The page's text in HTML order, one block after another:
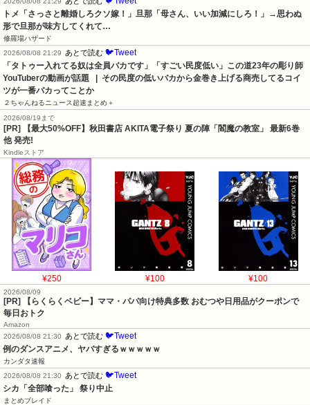
トメ「さっさと離婚しろクソ嫁！」旦那「母さん、いい加減にしろ！」→思わぬ
形で旦那が味方してくれて…
修羅場ハザード
2026/08/08 21:29
あとで読む 🐦Tweet
「タトゥー入れてる奴は全員バカです」「すごい民度低い」この道23年の彫り師
YouTuberの動画が話題   |  その民度の低いバカから金巻き上げる商売してるコイ
ツが一番バカってことか
２ちゃんねるニュース超速まとめ＋
2026/08/19まで
[PR] 【最大50%OFF】秋田書店 AKITA電子祭り 夏の陣「閻魔の教室」 最新6巻
他 発売!
Kindleストア
¥250 ¥100 ¥100
2026/08/09
[PR] 【らくらくベビー】ママ・パパ向け特典多数 おむつや日用品がクーポンで
毎日おトク
Amazon
2026/08/08 21:30
あとで読む 🐦Tweet
例のダンスアニメ、ヤバすぎるｗｗｗｗｗ
カンダタ速報
2026/08/08 21:30
あとで読む 🐦Tweet
シカ「全部喰った」 祭り中止
まとめブレイド